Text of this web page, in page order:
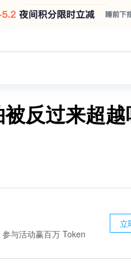
反过来超越
与活动赢百万 Token
立